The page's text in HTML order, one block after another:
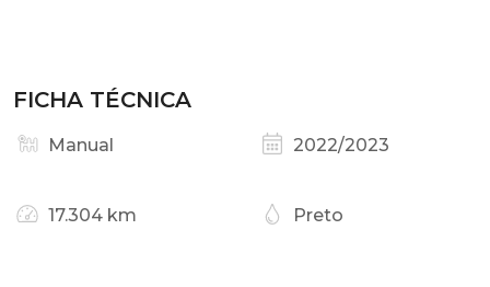
FICHA TÉCNICA
Manual 2022/2023
17.304 km Preto